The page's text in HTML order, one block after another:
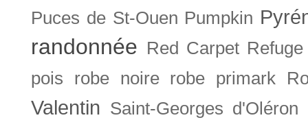
Puces de St-Ouen Pumpkin
randonnée Red Carpet Refuge
pois
robe noire robe primark
Valentin Saint-Georges d'Oléron